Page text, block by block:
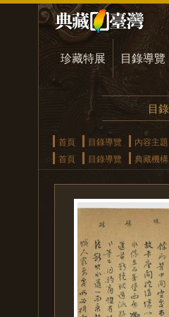
珍藏特展 目錄導覽
目
首頁 目錄導覽 內容主題
首頁
目錄導覽 典藏機